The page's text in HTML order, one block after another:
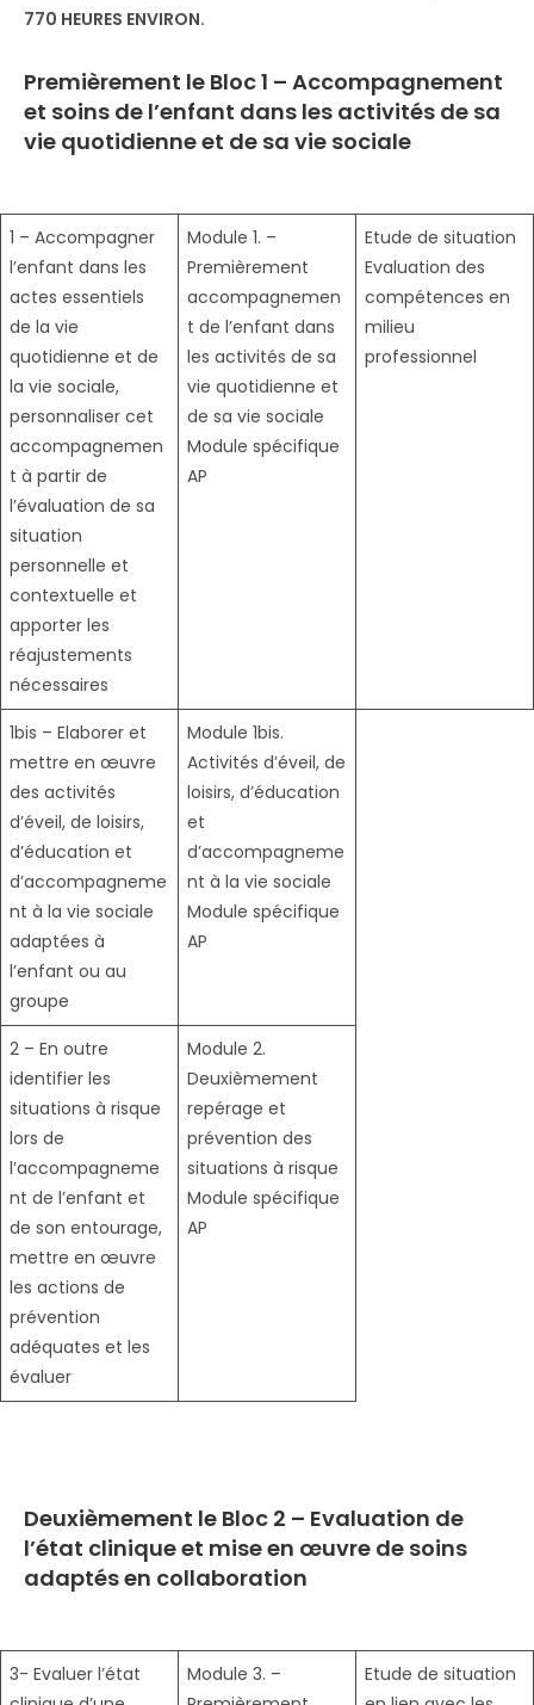
770 HEURES ENVIRON.
Premièrement le Bloc 1 – Accompagnement
et soins de l’enfant dans les activités de sa
vie quotidienne et de sa vie sociale
1 – Accompagner
l’enfant dans les
actes essentiels
de la vie
quotidienne et de
la vie sociale,
personnaliser cet
accompagnemen
t à partir de
l’évaluation de sa
situation
personnelle et
contextuelle et
apporter les
réajustements
nécessaires
Module 1. –
Premièrement
accompagnemen
t de l’enfant dans
les activités de sa
vie quotidienne et
de sa vie sociale
Module spécifique
AP
Etude de situation
Evaluation des
compétences en
milieu
professionnel
1bis – Elaborer et
mettre en œuvre
des activités
d’éveil, de loisirs,
d’éducation et
d’accompagneme
nt à la vie sociale
adaptées à
l’enfant ou au
groupe
Module 1bis.
Activités d’éveil, de
loisirs, d’éducation
et
d’accompagneme
nt à la vie sociale
Module spécifique
AP
2 – En outre
identifier les
situations à risque
lors de
l’accompagneme
nt de l’enfant et
de son entourage,
mettre en œuvre
les actions de
prévention
adéquates et les
évaluer
Module 2.
Deuxièmement
repérage et
prévention des
situations à risque
Module spécifique
AP
Deuxièmement le Bloc 2 – Evaluation de
l’état clinique et mise en œuvre de soins
adaptés en collaboration
3- Evaluer l’état
Module 3. –
Etude de situation